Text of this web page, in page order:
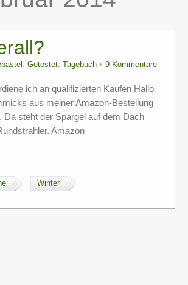
, Getestet, Tagebuch 9 Kommentare
ich an qualifizierten Käufen Hallo
aus meiner Amazon-Bestellung
steht der Spargel auf dem Dach
Amazon
Winter